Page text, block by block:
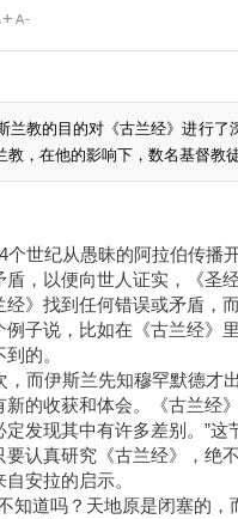
教的目的对《古兰经》进行了
，在他的影响下，数名基督教
世纪从愚昧的阿拉伯传播
，以便向世人证实，《圣
》找到任何错误或矛盾，
子说，比如在《古兰经》
的。
而伊斯兰先知穆罕默德才出
的收获和体会。《古兰经
发现其中有许多差别。”
认真研究《古兰经》，绝
安拉的启示。
知道吗？天地原是闭塞的